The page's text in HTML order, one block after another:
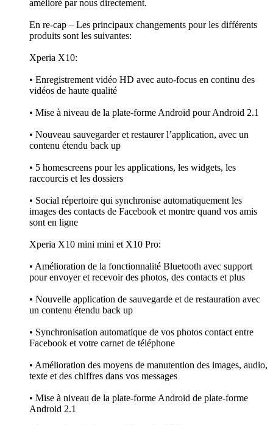
amélioré par nous directement.
En re-cap – Les principaux changements pour les différents
produits sont les suivantes:
Xperia X10:
• Enregistrement vidéo HD avec auto-focus en continu des
vidéos de haute qualité
• Mise à niveau de la plate-forme Android pour Android 2.1
• Nouveau sauvegarder et restaurer l’application, avec un
contenu étendu back up
• 5 homescreens pour les applications, les widgets, les
raccourcis et les dossiers
• Social répertoire qui synchronise automatiquement les
images des contacts de Facebook et montre quand vos amis
sont en ligne
Xperia X10 mini mini et X10 Pro:
• Amélioration de la fonctionnalité Bluetooth avec support
pour envoyer et recevoir des photos, des contacts et plus
• Nouvelle application de sauvegarde et de restauration avec
un contenu étendu back up
• Synchronisation automatique de vos photos contact entre
Facebook et votre carnet de téléphone
• Amélioration des moyens de manutention des images, audio,
texte et des chiffres dans vos messages
• Mise à niveau de la plate-forme Android de plate-forme
Android 2.1